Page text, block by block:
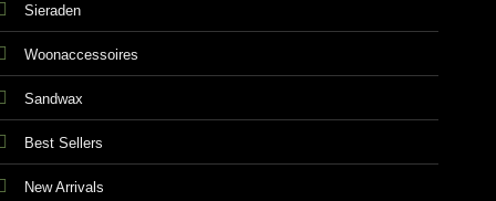
Sieraden
Woonaccessoires
Sandwax
Best Sellers
New Arrivals